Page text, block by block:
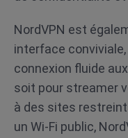
NordVPN est
interface
connexion fluide
soit pour streamer
à des sites
un Wi-Fi public,